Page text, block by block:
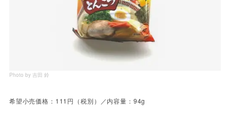
Photo by 吉田 鈴
希望小売価格：111円（税別）／内容量：94g